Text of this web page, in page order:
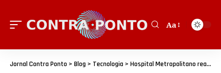
Aa
Jornal Contra Ponto > Blog > Tecnologia > Hospital Metropolitano realiza implante inédito na Paraíba de marcapasso com tecnologia recém-chegada ao Brasil